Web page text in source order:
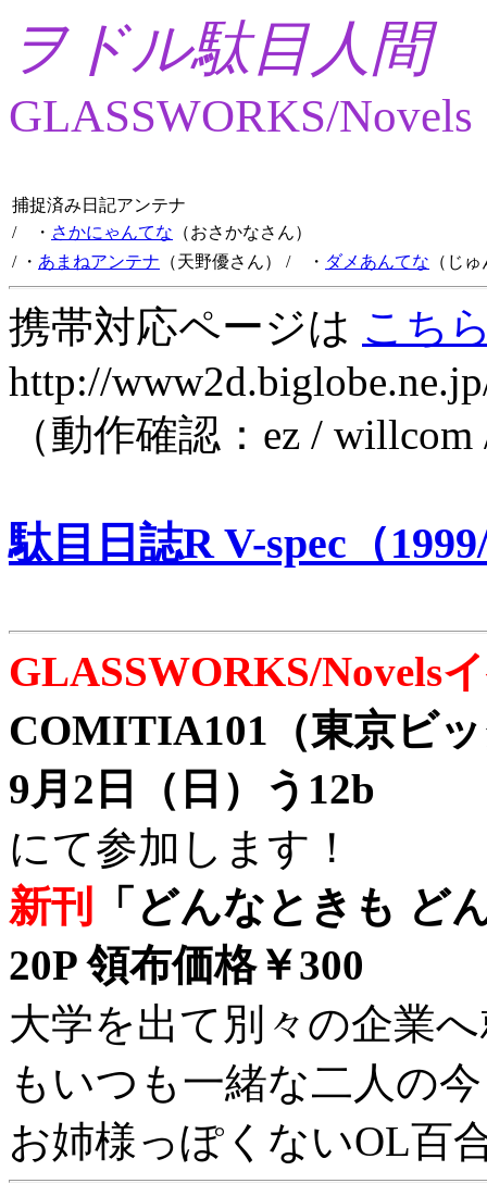
ヲドル駄目人間
GLASSWORKS/Novels
捕捉済み日記アンテナ
/ ・ さかにゃんてな （おさかなさん）
/ ・ あまねアンテナ （天野優さん） / ・ ダメあんてな （じ
携帯対応ページは こち
http://
（動作確認：ez /
駄目日誌R V-spec（
GLASSWORKS/Novels
COMITIA101（東京ビ
9月2日（日）う12b
にて参加します！
新刊
「どんなときも ど
20P 領布価格￥300
大学を出て別々の企業
もいつも一緒な二人の
お姉様っぽくないOL百